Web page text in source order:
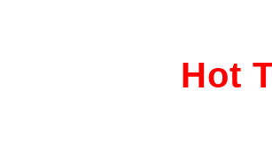
Hot